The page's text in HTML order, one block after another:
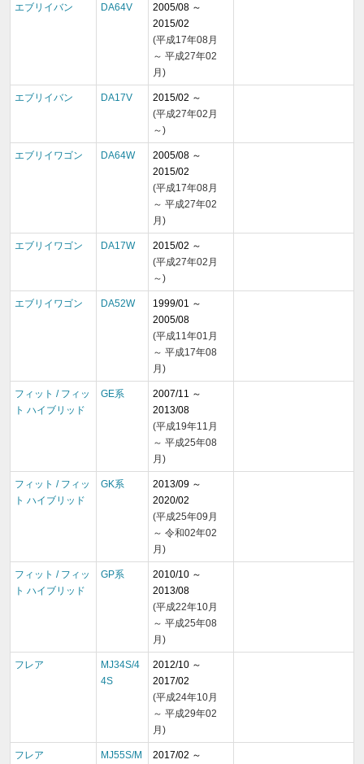
エブリイバン DA64V
2005/08 ～
2015/02
(平成17年08月
～ 平成27年02
月)
エブリイバン DA17V
2015/02 ～
(平成27年02月
～)
エブリイワゴン DA64W
2005/08 ～
2015/02
(平成17年08月
～ 平成27年02
月)
エブリイワゴン DA17W
2015/02 ～
(平成27年02月
～)
エブリイワゴン DA52W
1999/01 ～
2005/08
(平成11年01月
～ 平成17年08
月)
フィット / フィッ
ト ハイブリッド
GE系
2007/11 ～
2013/08
(平成19年11月
～ 平成25年08
月)
フィット / フィッ
ト ハイブリッド
GK系
2013/09 ～
2020/02
(平成25年09月
～ 令和02年02
月)
フィット / フィッ
ト ハイブリッド
GP系
2010/10 ～
2013/08
(平成22年10月
～ 平成25年08
月)
フレア
MJ34S/4
4S
2012/10 ～
2017/02
(平成24年10月
～ 平成29年02
月)
フレア
MJ55S/M
2017/02 ～